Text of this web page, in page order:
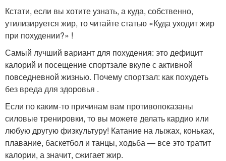
Кстати, если вы хотите узнать, а куда, собственно,
утилизируется жир, то читайте статью «Куда уходит жир
при похудении?» !
Самый лучший вариант для похудения: это дефицит
калорий и посещение спортзале вкупе с активной
повседневной жизнью. Почему спортзал: как похудеть
без вреда для здоровья .
Если по каким-то причинам вам противопоказаны
силовые тренировки, то вы можете делать кардио или
любую другую физкультуру! Катание на лыжах, коньках,
плавание, баскетбол и танцы, ходьба — все это тратит
калории, а значит, сжигает жир.